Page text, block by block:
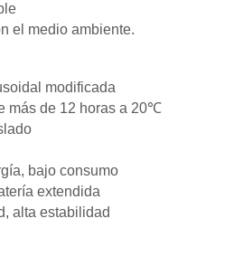
el medio ambiente.
modificada
más de 12 horas a 20℃
bajo consumo
extendida
alta estabilidad